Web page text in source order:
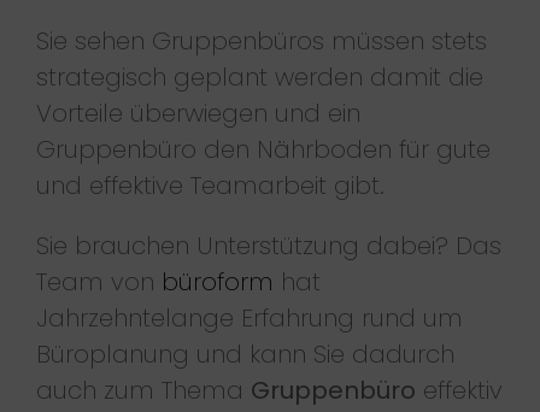
Sie sehen Gruppenbüros müssen stets
strategisch geplant werden damit die
Vorteile überwiegen und ein
Gruppenbüro den Nährboden für gute
und effektive Teamarbeit gibt.
Sie brauchen Unterstützung dabei? Das
Team von büroform hat
Jahrzehntelange Erfahrung rund um
Büroplanung und kann Sie dadurch
auch zum Thema Gruppenbüro effektiv